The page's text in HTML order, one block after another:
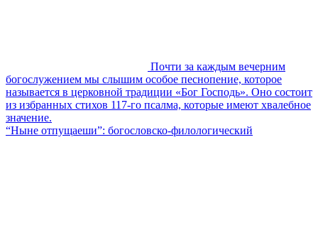
Почти за каждым вечерним
богослужением мы слышим особое песнопение, которое
называется в церковной традиции «Бог Господь». Оно состоит
из избранных стихов 117-го псалма, которые имеют хвалебное
значение.
“Ныне отпущаеши”: богословско-филологический